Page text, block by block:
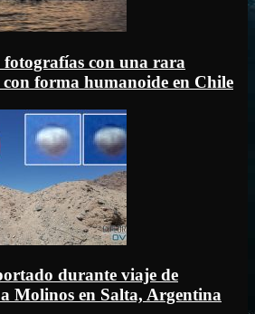
con una rara
forma humanoide en Chile
durante viaje de
Molinos en Salta, Argentina